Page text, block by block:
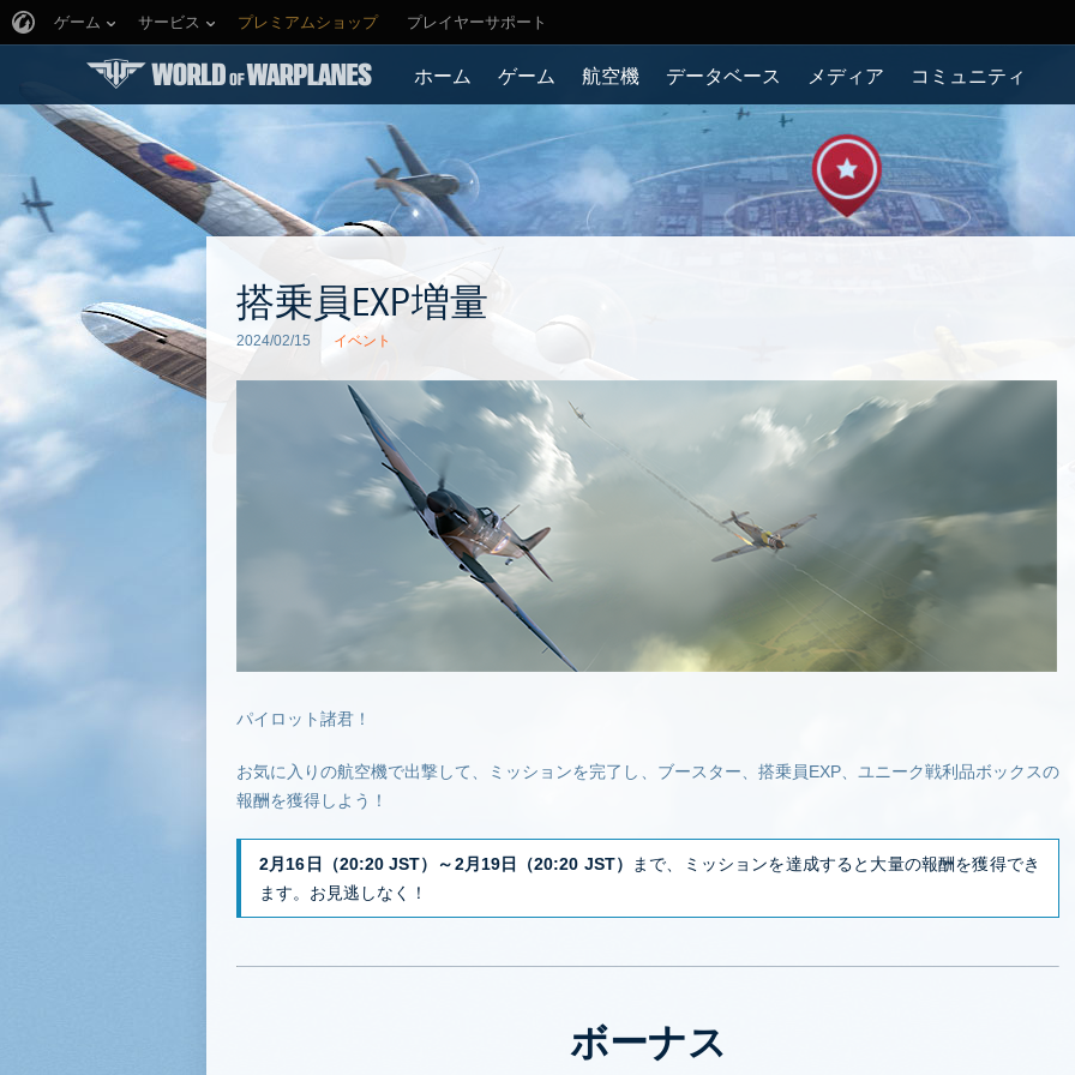
ゲーム サービス プレミアムショップ プレイヤーサポート
ホーム ゲーム 航空機 データベース メディア コミュニティ
搭乗員EXP増量
2024/02/15 イベント
パイロット諸君！
お気に入りの航空機で出撃して、ミッションを完了し、ブースター、搭乗員EXP、ユニーク戦利品ボックスの
報酬を獲得しよう！
2月16日（20:20 JST）～2月19日（20:20 JST）
まで、ミッションを達成すると大量の報酬を獲得でき
ます。お見逃しなく！
ボーナス